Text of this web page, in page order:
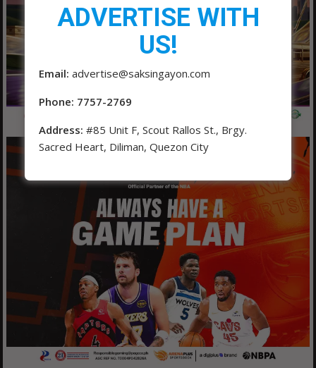
ADVERTISE WITH
US!
Email: advertise@saksingayon.com
Phone: 7757-2769
Address: #85 Unit F, Scout Rallos St., Brgy.
Sacred Heart, Diliman, Quezon City